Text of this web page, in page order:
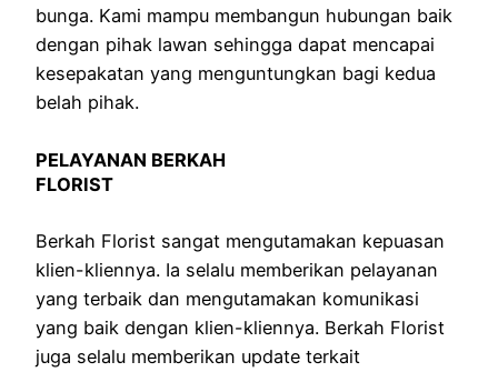
bunga. Kami mampu membangun hubungan baik
dengan pihak lawan sehingga dapat mencapai
kesepakatan yang menguntungkan bagi kedua
belah pihak.
PELAYANAN BERKAH
FLORIST
Berkah Florist sangat mengutamakan kepuasan
klien-kliennya. Ia selalu memberikan pelayanan
yang terbaik dan mengutamakan komunikasi
yang baik dengan klien-kliennya. Berkah Florist
juga selalu memberikan update terkait